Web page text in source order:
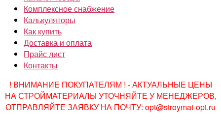
Комплексное снабжение
Калькуляторы
Как купить
Доставка и оплата
Прайс лист
Контакты
! ВНИМАНИЕ ПОКУПАТЕЛЯМ ! - АКТУАЛЬНЫЕ ЦЕНЫ
НА СТРОЙМАТЕРИАЛЫ УТОЧНЯЙТЕ У МЕНЕДЖЕРОВ,
ОТПРАВЛЯЙТЕ ЗАЯВКУ НА ПОЧТУ: opt@stroymat-opt.ru